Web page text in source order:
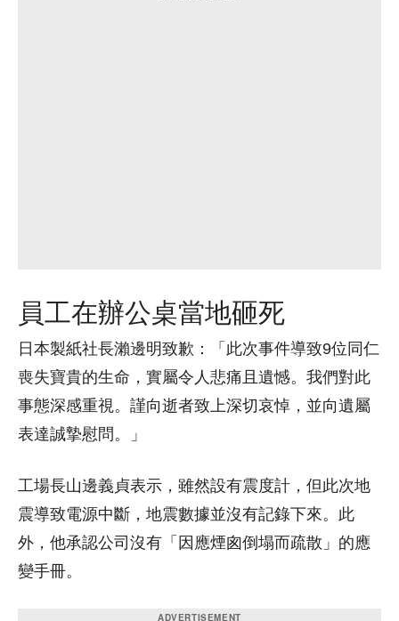
員工在辦公桌當地砸死
日本製紙社長瀨邊明致歉：「此次事件導致9位同仁
喪失寶貴的生命，實屬令人悲痛且遺憾。我們對此
事態深感重視。謹向逝者致上深切哀悼，並向遺屬
表達誠摯慰問。」
工場長山邊義貞表示，雖然設有震度計，但此次地
震導致電源中斷，地震數據並沒有記錄下來。此
外，他承認公司沒有「因應煙囪倒塌而疏散」的應
變手冊。